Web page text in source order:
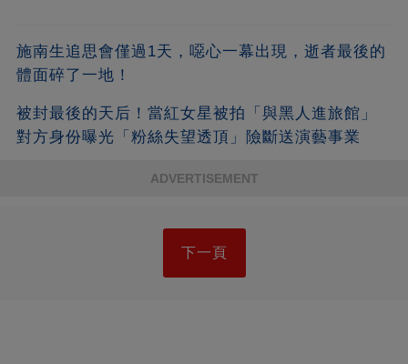
施南生追思會僅過1天，噁心一幕出現，逝者最後的
體面碎了一地！
被封最後的天后！當紅女星被拍「與黑人進旅館」
對方身份曝光「粉絲失望透頂」險斷送演藝事業
ADVERTISEMENT
下一頁